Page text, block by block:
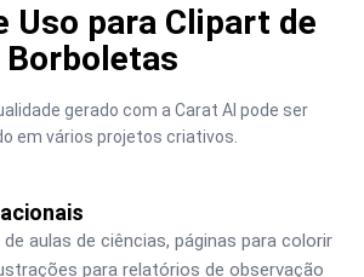
Uso para Clipart de
Borboletas
gerado com a Carat AI pode ser
em vários projetos criativos.
aulas de ciências, páginas para colorir
para relatórios de observação